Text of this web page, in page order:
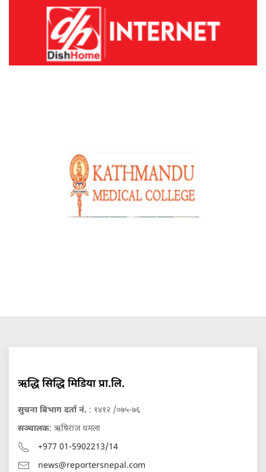
ऋद्धि सिद्धि मिडिया प्रा.लि.
सुचना बिभाग दर्ता नं. : १४१२ /०७५-७६
सञ्चालक: ऋषिराज धमला
+977 01-5902213/14
news@reportersnepal.com